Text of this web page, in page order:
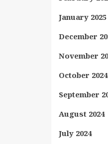
January 2025
December
November
October 2024
September
August 2024
July 2024